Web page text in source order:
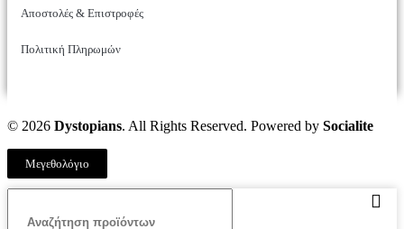
Αποστολές & Επιστροφές
Πολιτική Πληρωμών
© 2026 Dystopians. All Rights Reserved. Powered by Socialite
Μεγεθολόγιο